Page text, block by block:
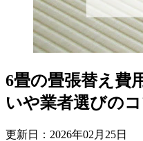
6畳の畳張替え費
いや業者選びの
更新日： 2026年02 月 25日